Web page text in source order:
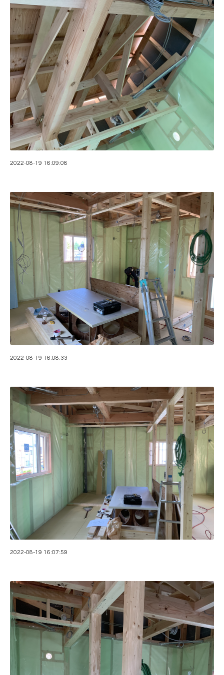
2022-08-19 16:09:08
2022-08-19 16:08:33
2022-08-19 16:07:59